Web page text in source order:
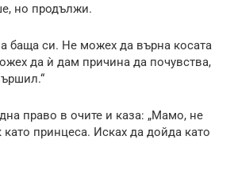
но продължи.
баща си. Не можех да върна косата
да ѝ дам причина да почувства,
право в очите и каза: „Мамо, не
като принцеса. Исках да дойда като